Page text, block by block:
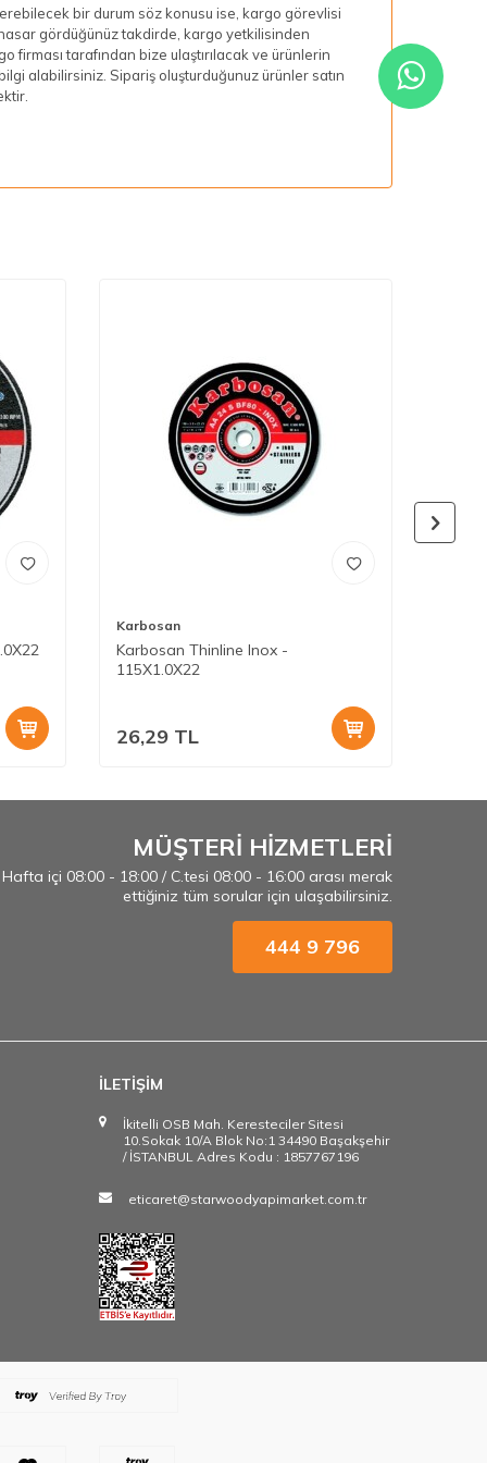
bir durum söz konusu ise, kargo görevlisi
gördüğünüz takdirde, kargo yetkilisinden
firması tarafından bize ulaştırılacak ve ürünlerin
alabilirsiniz. Sipariş oluşturduğunuz ürünler satın
Karbosan
Karbosan Thinline Inox -
115X1.0X22
26,29 TL
MÜŞTERİ HİZMETLERİ
Hafta içi 08:00 - 18:00 / C.tesi 08:00 - 16:00 arası merak
ettiğiniz tüm sorular için ulaşabilirsiniz.
444 9 796
İLETİŞİM
İkitelli OSB Mah. Keresteciler Sitesi
10.Sokak 10/A Blok No:1 34490 Başakşehir
/ İSTANBUL Adres Kodu : 1857767196
eticaret@starwoodyapimarket.com.tr